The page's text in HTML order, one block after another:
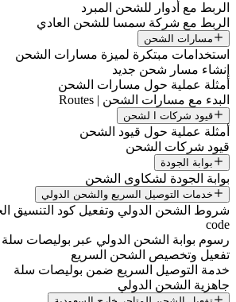
الربط مع أدوار للشحن المبرد
الربط مع شركة سمسا للشحن العادي
مسارات الشحن
استخدامات مبتكرة لميزة مسارات الشحن
إنشاء مسار شحن جديد
أمثلة عملية حول مسارات الشحن
البدء مع مسارات الشحن | Routes
قيود شركات ا لشحن
أمثلة عملية حول قيود الشحن
قيود شركات الشحن
بوابة الجودة
بوابة الجودة لشكاوى الشحن
خدمات التوصيل السريع والشحن الدولي
code
رسوم بوابة الشحن الدولي عبر بوليصات سلة
تفعيل وتخصيص الشحن السريع
خدمة التوصيل السريع ضمن بوليصات سلة
جاهزية الشحن الدولي